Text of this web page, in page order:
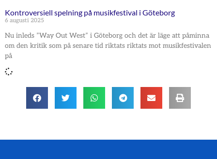
Kontroversiell spelning på musikfestival i Göteborg
6 augusti 2025
Nu inleds ”Way Out West” i Göteborg och det är läge att påminna
om den kritik som på senare tid riktats riktats mot musikfestivalen
på